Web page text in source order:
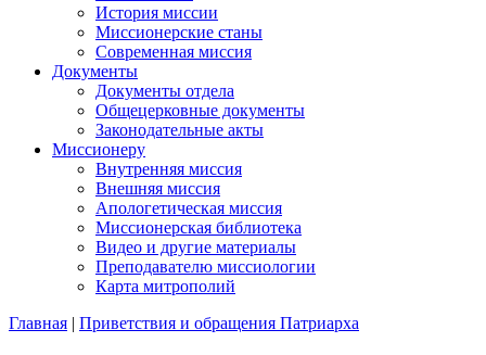
История миссии
Миссионерские станы
Современная миссия
Документы
Документы отдела
Общецерковные документы
Законодательные акты
Миссионеру
Внутренняя миссия
Внешняя миссия
Апологетическая миссия
Миссионерская библиотека
Видео и другие материалы
Преподавателю миссиологии
Карта митрополий
Главная | Приветствия и обращения Патриарха